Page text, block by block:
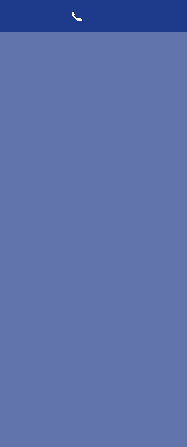
📞